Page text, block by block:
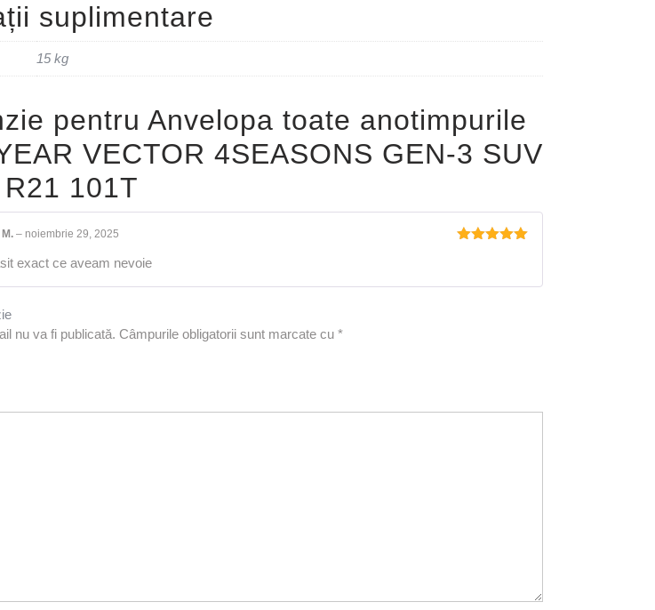
suplimentare
15 kg
pentru Anvelopa toate anotimpurile
VECTOR 4SEASONS GEN-3 SUV
101T
– noiembrie 29, 2025
exact ce aveam nevoie
nu va fi publicată. Câmpurile obligatorii sunt marcate cu *